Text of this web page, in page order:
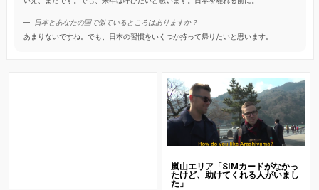
日本とあなたの国で似ているところはありますか？
あまりないですね。でも、日本の習慣をいくつか持って帰りたいと思います。
嵐山エリア「SIMカードがなかっ
たけど、助けてくれる人がいまし
た」